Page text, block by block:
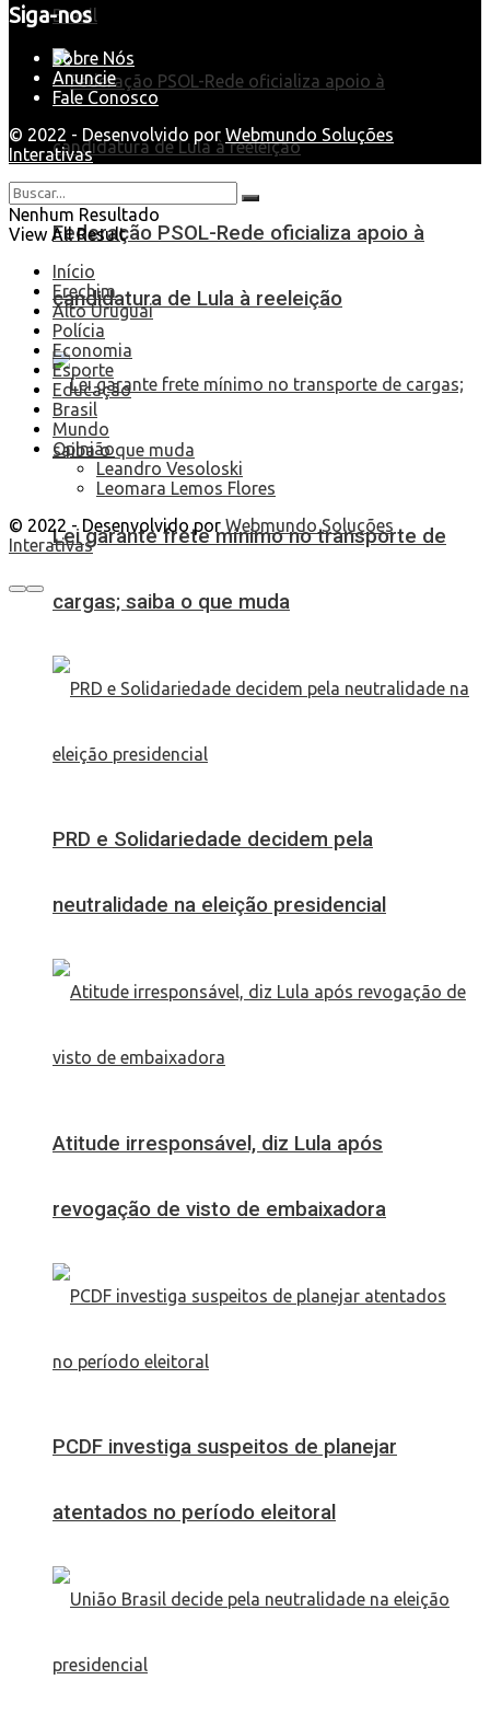
Brasil
Federação PSOL-Rede oficializa apoio à
candidatura de Lula à reeleição
Lei garante frete mínimo no transporte de
cargas; saiba o que muda
PRD e Solidariedade decidem pela
neutralidade na eleição presidencial
Atitude irresponsável, diz Lula após
revogação de visto de embaixadora
PCDF investiga suspeitos de planejar
atentados no período eleitoral
Siga-nos
Sobre Nós
Anuncie
Fale Conosco
© 2022 - Desenvolvido por Webmundo Soluções
Interativas
Nenhum Resultado
View All Result
Início
Erechim
Alto Uruguai
Polícia
Economia
Esporte
Educação
Brasil
Mundo
Opinião
Leandro Vesoloski
Leomara Lemos Flores
© 2022 - Desenvolvido por Webmundo Soluções
Interativas